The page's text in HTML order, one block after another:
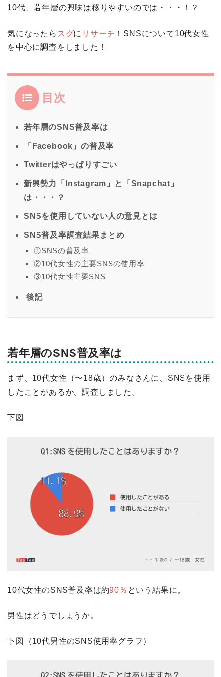
10代、若年層の興味は移りやすいのでは・・・！？
気になったら スグに リサーチ ！SNSについて10代女性
を中心に調査をしました！
目次
若年層のSNS普及率は
「Facebook」の普及率
Twitterはやっぱりすごい
新興勢力「Instagram」と「Snapchat」
は・・・？
SNSを使用していない人の意見とは
SNS普及率調査結果まとめ
①SNSの普及率
②10代女性の主要SNSの使用率
③10代女性主要SNS
後記
若年層のSNS普及率は
まず、10代女性（〜18歳）のみなさんに、SNSを使用
したことがあるか、調査しました。
下図
10代女性のSNS普及率は約90％ という結果に。
男性はどうでしょうか。
下図（10代男性のSNS使用率グラフ）